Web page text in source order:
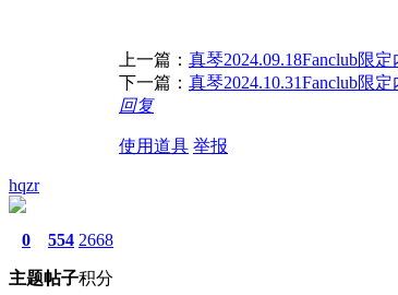
上一篇： 真琴2024.09.18Fanclub限定
下一篇： 真琴2024.10.31Fanclub限定
回复
使用道具 举报
hqzr
0
主题
554
帖子
2668
积分